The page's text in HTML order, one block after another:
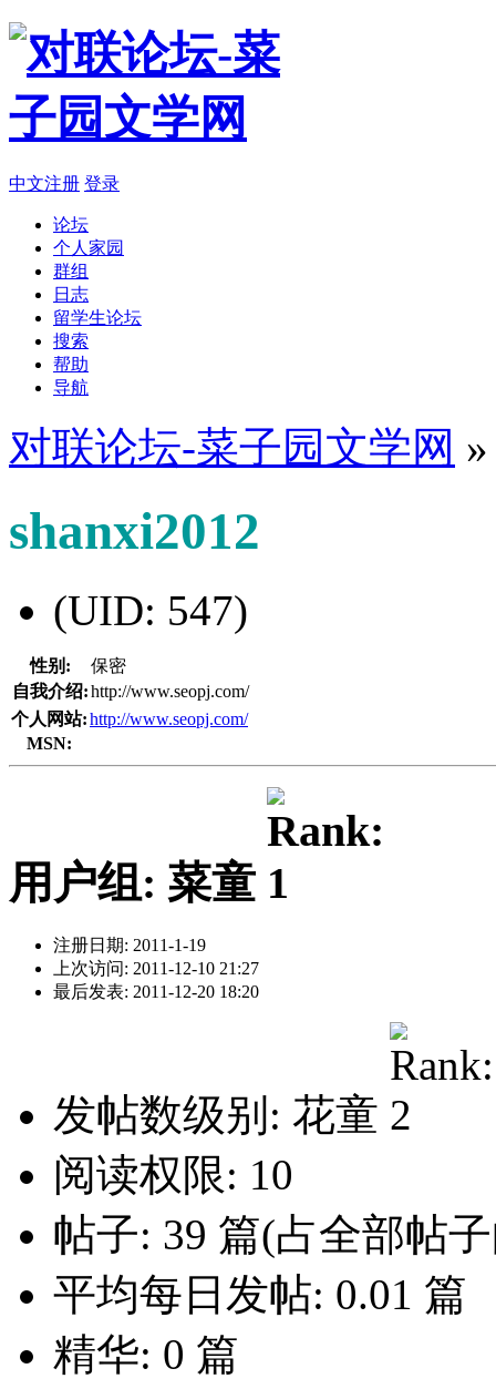
中文注册 登录
论坛
个人家园
群组
日志
留学生论坛
搜索
帮助
导航
对联论坛-菜子园文学网
shanxi2012
(UID: 547)
性别:
保密
自我介绍:http://www.seopj.com/
个人网站:http://www.seopj.com/
MSN:
用户组: 菜童
注册日期: 2011-1-19
上次访问: 2011-12-10 21:27
最后发表: 2011-12-20 18:20
发帖数级别: 花童
阅读权限: 10
帖子: 39 篇(占全部帖
平均每日发帖: 0.01 篇
精华: 0 篇